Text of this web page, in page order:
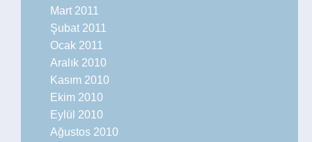
Mart 2011
Şubat 2011
Ocak 2011
Aralık 2010
Kasım 2010
Ekim 2010
Eylül 2010
Ağustos 2010